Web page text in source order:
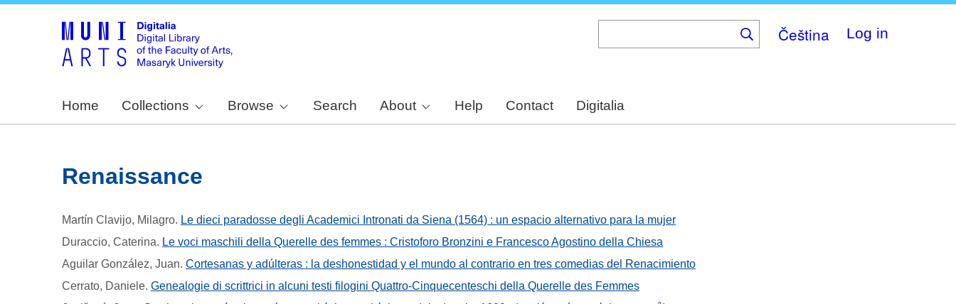
Čeština Log in
Home Collections Browse Search About Help Contact Digitalia
Renaissance
Martín Clavijo, Milagro. Le dieci paradosse degli Academici Intronati da Siena (1564) : un espacio alternativo para la mujer
Duraccio, Caterina. Le voci maschili della Querelle des femmes : Cristoforo Bronzini e Francesco Agostino della Chiesa
Aguilar González, Juan. Cortesanas y adúlteras : la deshonestidad y el mundo al contrario en tres comedias del Renacimiento
Cerrato, Daniele. Genealogie di scrittrici in alcuni testi filogini Quattro-Cinquecenteschi della Querelle des Femmes